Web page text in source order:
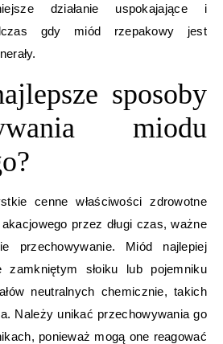
działanie uspokajające i
gdy miód rzepakowy jest
sposoby
miodu
cenne właściwości zdrowotne
przez długi czas, ważne
przechowywanie. Miód najlepiej
słoiku lub pojemniku
neutralnych chemicznie, takich
Należy unikać przechowywania go
ponieważ mogą one reagować